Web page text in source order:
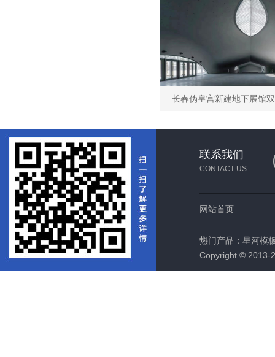
联系我们
CONTACT US
网站首页
们
热门产品： 星河模
Copyright © 2013-